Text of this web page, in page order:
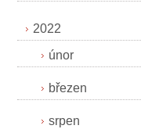
2022
únor
březen
srpen